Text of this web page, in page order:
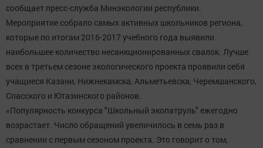
сообщает пресс-служба Минэкологии республики.
Мероприятие собрало самых активных школьников региона,
которые по итогам 2016-2017 учебного года выявили
наибольшее количество несанкционированных свалок. Лучше
всех в третьем сезоне экологического проекта проявили себя
учащиеся Казани, Нижнекамска, Альметьевска, Черемшанского,
Спасского и Ютазинского районов.
«Популярность конкурса "Школьный экопатруль" ежегодно
возрастает. Число обращений увеличилось в семь раз в
сравнении с первым сезоном проекта. Это говорит о том,